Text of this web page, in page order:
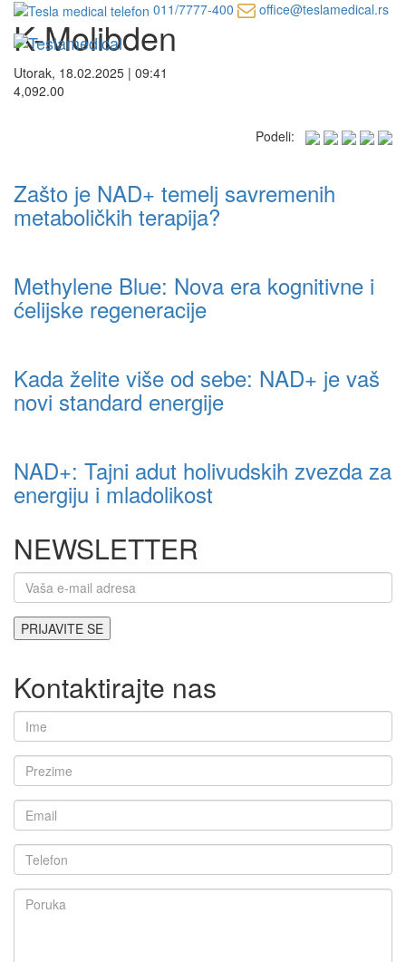
011/7777-400 office@teslamedical.rs
K-Molibden
Utorak, 18.02.2025 | 09:41
4,092.00
Podeli:
Zašto je NAD+ temelj savremenih
metaboličkih terapija?
Methylene Blue: Nova era kognitivne i
ćelijske regeneracije
Kada želite više od sebe: NAD+ je vaš
novi standard energije
NAD+: Tajni adut holivudskih zvezda za
energiju i mladolikost
NEWSLETTER
Kontaktirajte nas